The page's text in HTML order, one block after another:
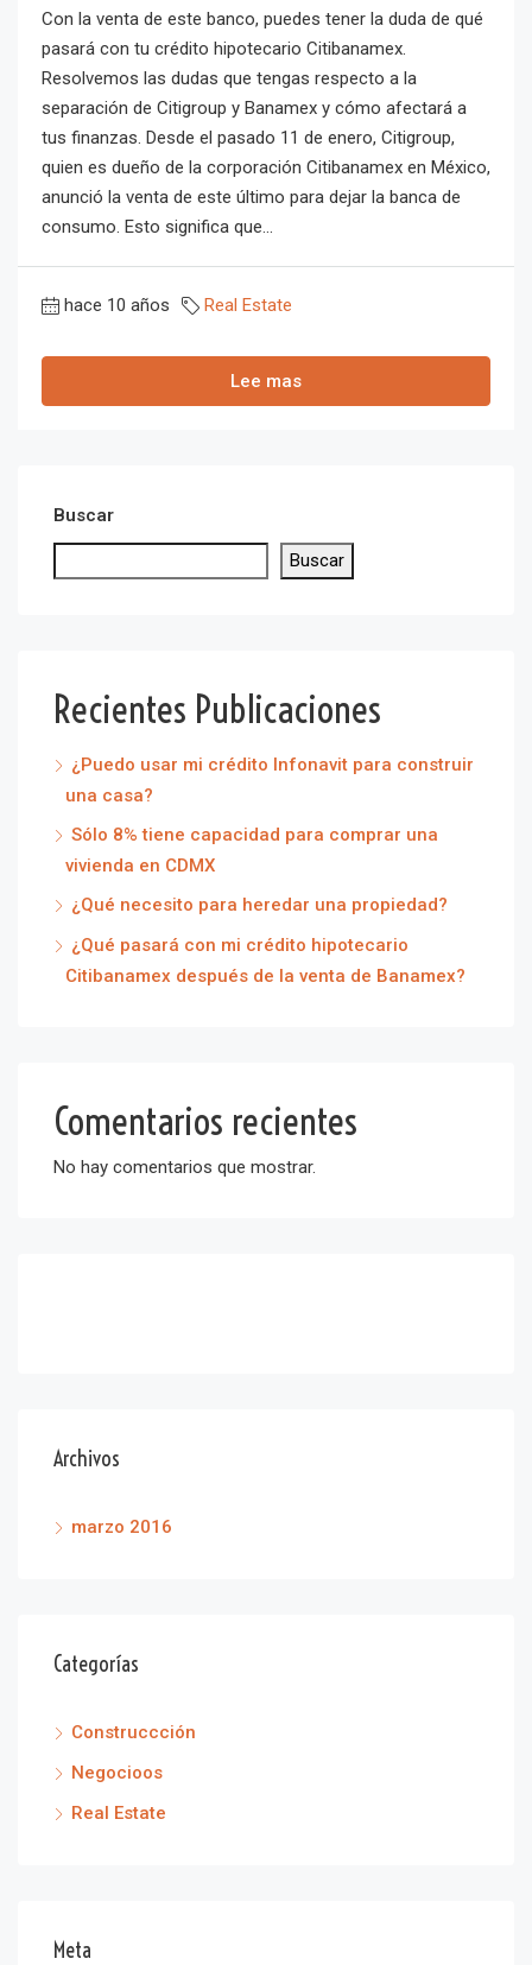
Con la venta de este banco, puedes tener la duda de qué
pasará con tu crédito hipotecario Citibanamex.
Resolvemos las dudas que tengas respecto a la
separación de Citigroup y Banamex y cómo afectará a
tus finanzas. Desde el pasado 11 de enero, Citigroup,
quien es dueño de la corporación Citibanamex en México,
anunció la venta de este último para dejar la banca de
consumo. Esto significa que...
hace 10 años Real Estate
Lee mas
Buscar
Buscar
Recientes Publicaciones
¿Puedo usar mi crédito Infonavit para construir
una casa?
Sólo 8% tiene capacidad para comprar una
vivienda en CDMX
¿Qué necesito para heredar una propiedad?
¿Qué pasará con mi crédito hipotecario
Citibanamex después de la venta de Banamex?
Comentarios recientes
No hay comentarios que mostrar.
Archivos
marzo 2016
Categorías
Construccción
Negocioos
Real Estate
Meta